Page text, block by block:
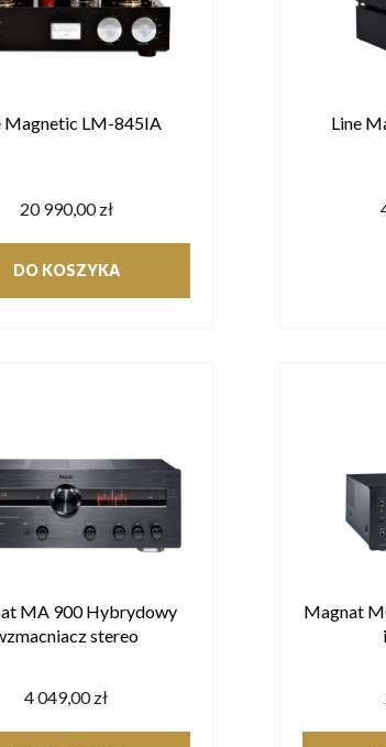
Magnetic LM-845IA
20 990,00 zł
DO KOSZYKA
Line
MA 900 Hybrydowy
stereo
4 049,00 zł
Magnat